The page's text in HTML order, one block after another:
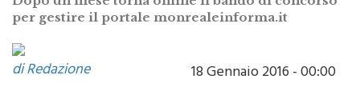
per gestire il portale monrealeinforma.it
di Redazione
18 Gennaio 2016 - 00:00